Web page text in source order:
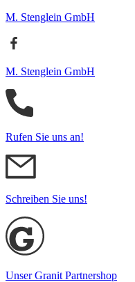
M. Stenglein GmbH
M. Stenglein GmbH
Rufen Sie uns an!
Schreiben Sie uns!
Unser Granit Partnershop